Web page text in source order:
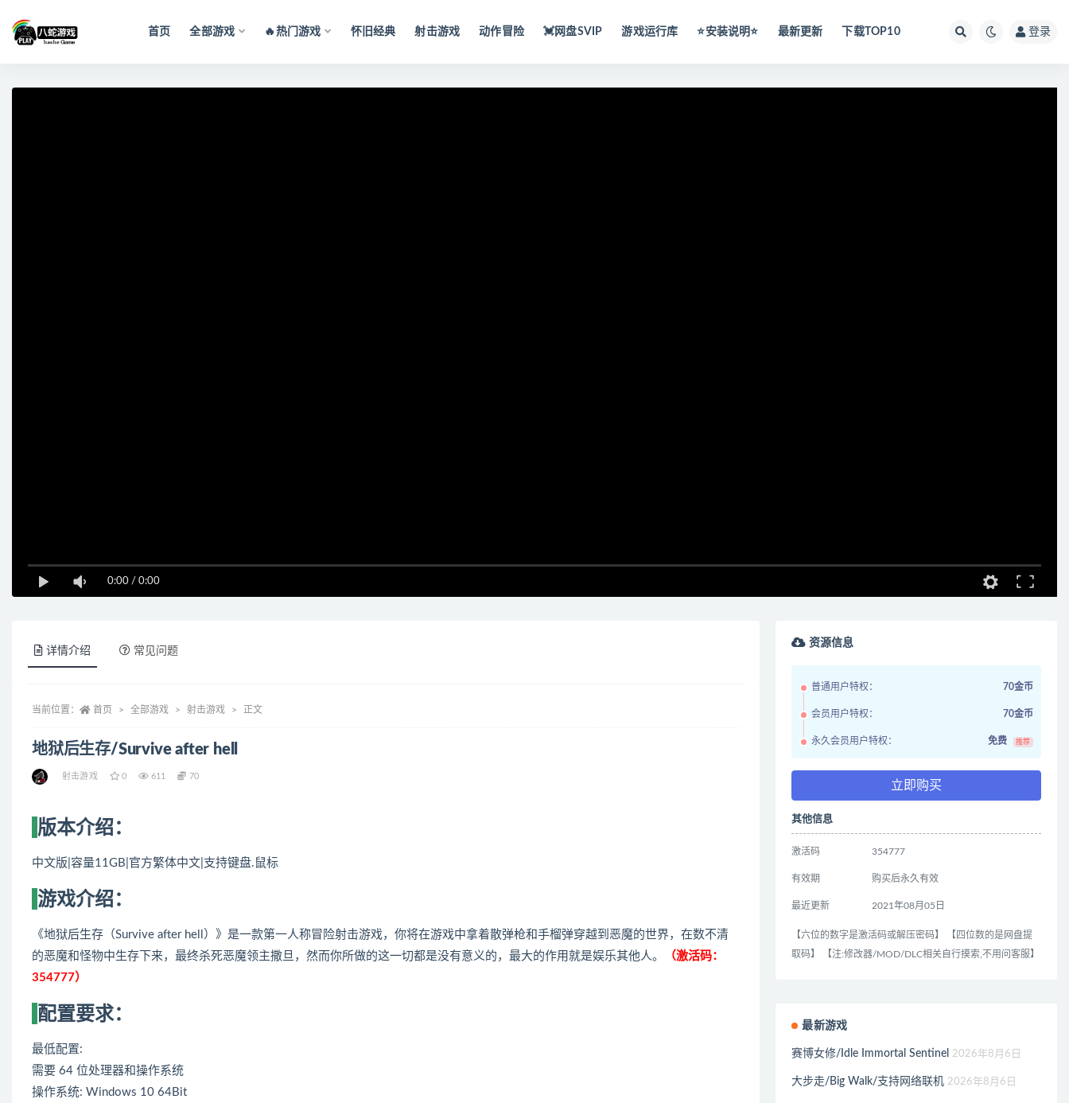
首页 全部游戏 🔥热门游戏 怀旧经典 射击游戏 动作冒险 💓网盘SVIP 游戏运行库 ⭐️安装说明⭐️ 最新更新 下载TOP10 登录
0:00 / 0:00
详情介绍 常见问题
当前位置： 首页 全部游戏 射击游戏 正文
地狱后生存/Survive after hell
射击游戏 0 611 70
版本介绍：
中文版|容量11GB|官方繁体中文|支持键盘.鼠标
游戏介绍：
《地狱后生存（Survive after hell）》是一款第一人称冒险射击游戏，你将在游戏中拿着散弹枪和手榴弹穿越到恶魔的世界，在数不清
的恶魔和怪物中生存下来，最终杀死恶魔领主撒旦，然而你所做的这一切都是没有意义的，最大的作用就是娱乐其他人。
（激活码：
354777）
配置要求：
最低配置:
需要 64 位处理器和操作系统
操作系统: Windows 10 64Bit
资源信息
普通用户特权： 70金币
会员用户特权： 70金币
永久会员用户特权： 免费 推荐
立即购买
其他信息
激活码 354777
有效期 购买后永久有效
最近更新 2021年08月05日
【六位的数字是激活码或解压密码】 【四位数的是网盘提
取码】 【注:修改器/MOD/DLC相关自行摸索,不用问客服】
最新游戏
赛博女修/Idle Immortal Sentinel 2026年8月6日
大步走/Big Walk/支持网络联机 2026年8月6日